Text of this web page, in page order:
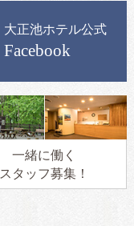
大正池ホテル公式
Facebook
一緒に働く
スタッフ募集！